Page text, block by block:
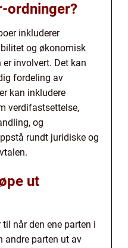
ordninger?
inkluderer
og økonomisk
involvert. Det kan
fordeling av
kan inkludere
verdifastsettelse,
og
rundt juridiske og
ut
når den ene parten i
andre parten ut av